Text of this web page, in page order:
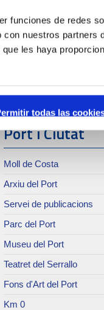
funciones de redes
con nuestros partners
les haya
todas las
& perishables
Port i Ciutat
Moll de Costa
Arxiu del Port
Servei de publicacions
Parc del Port
Museu del Port
Teatret del Serrallo
Fons d'Art del Port
Km 0